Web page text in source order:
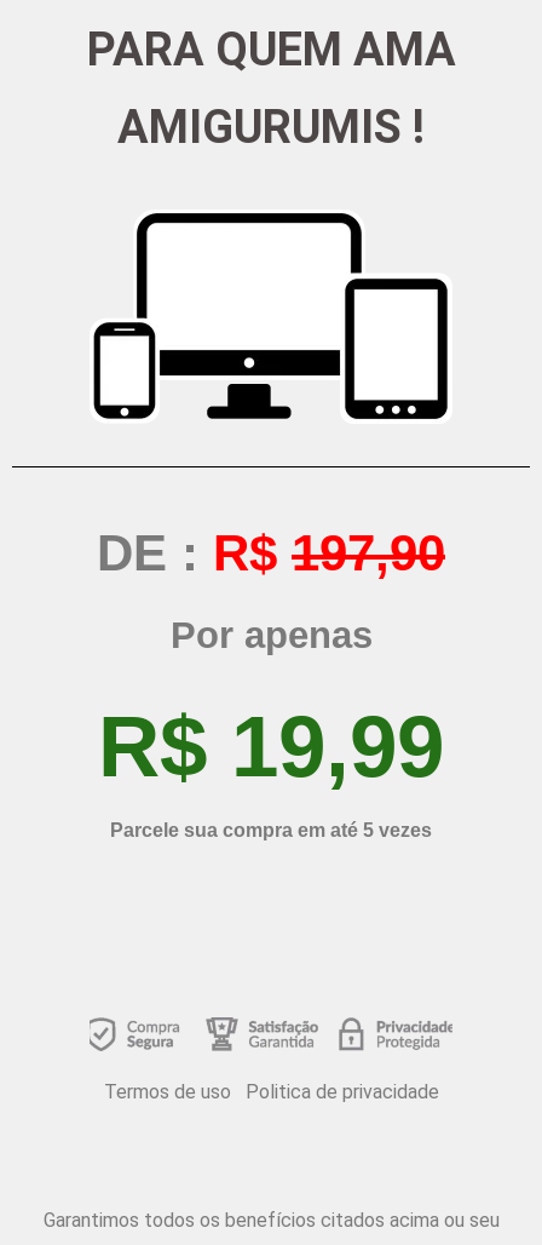
PARA QUEM AMA
AMIGURUMIS !
DE : R$ 197,90
Por apenas
R$ 19,99
Parcele sua compra em até 5 vezes
Termos de uso Politica de privacidade
Garantimos todos os benefícios citados acima ou seu